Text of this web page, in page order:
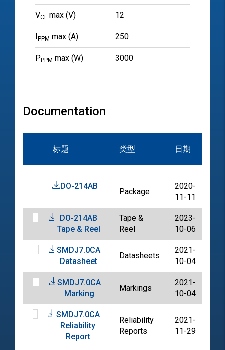
VCL max (V) 12
PPM max (A) 250
P PPM max (W) 3000
Documentation
标题 类型 日期
DO-214AB
Package
2020-
11-11
DO-214AB
Tape & Reel
Tape &
Reel
2023-
10-06
SMDJ7.0CA
Datasheet
Datasheets
2021-
10-04
SMDJ7.0CA
Marking
Markings
2021-
10-04
SMDJ7.0CA
Reliability
Report
Reliability
Reports
2021-
11-29